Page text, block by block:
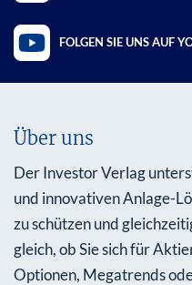
FOLGEN SIE UNS AUF
Über uns
Der Investor Verlag
und innovativen Anlage-
zu schützen und
gleich, ob Sie sich für
Optionen, Megatrends